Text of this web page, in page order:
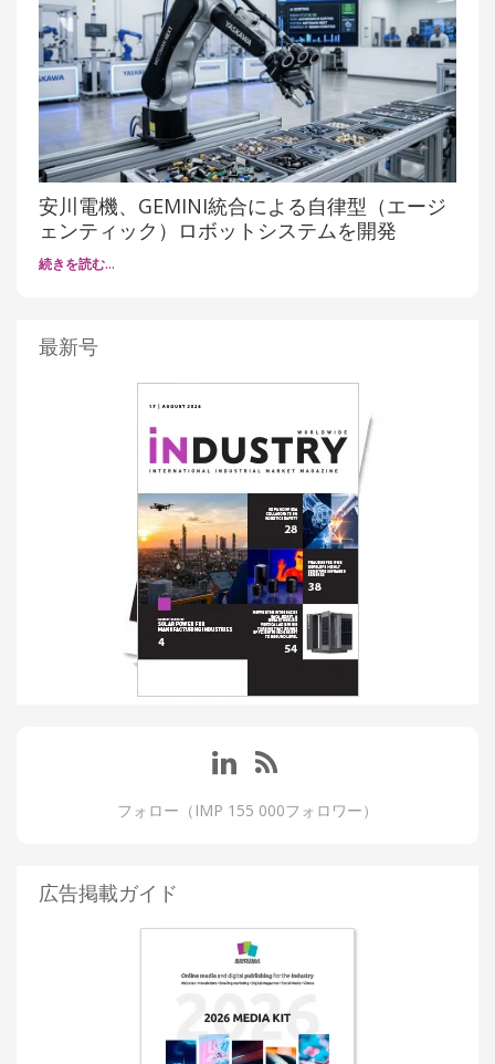
安川電機、GEMINI統合による自律型（エージ
ェンティック）ロボットシステムを開発
続きを読む…
最新号
フォロー（IMP 155 000フォロワー）
広告掲載ガイド